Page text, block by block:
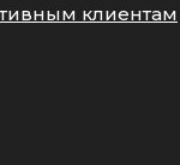
клиентам